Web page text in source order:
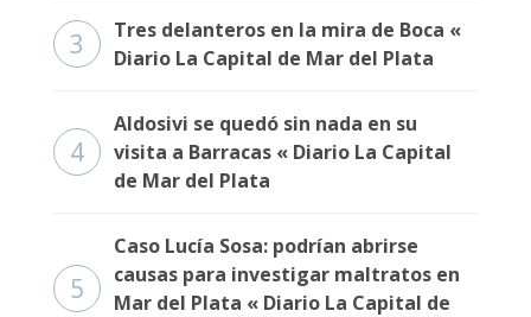
3
Tres delanteros en la mira de Boca «
Diario La Capital de Mar del Plata
4
Aldosivi se quedó sin nada en su
visita a Barracas « Diario La Capital
de Mar del Plata
5
Caso Lucía Sosa: podrían abrirse
causas para investigar maltratos en
Mar del Plata « Diario La Capital de